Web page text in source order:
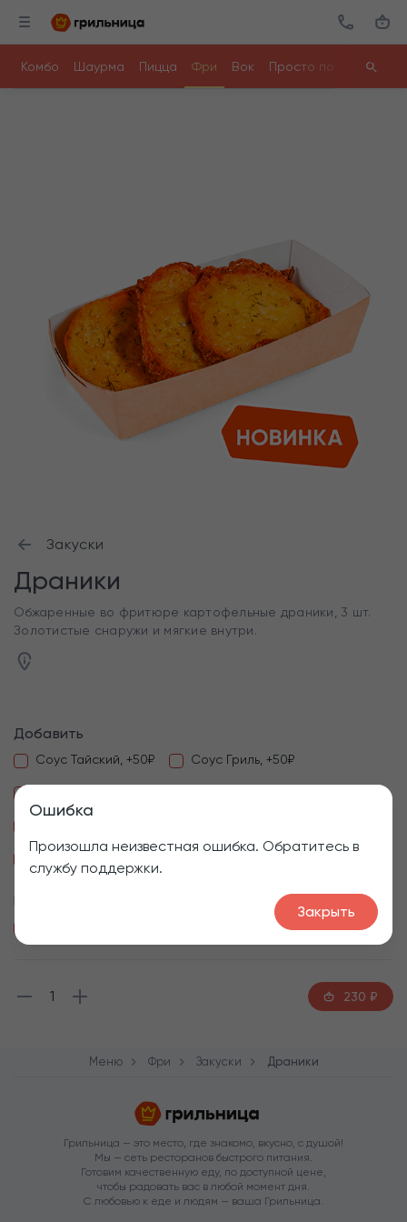
Комбо Шаурма Пицца Фри Вок Просто поесть
Ошибка
Произошла неизвестная ошибка. Обратитесь в
службу поддержки.
Закрыть
Закуски
Драники
Обжаренные во фритюре картофельные драники, 3 шт.
Золотистые снаружи и мягкие внутри.
Добавить
Соус Тайский, +50₽ Соус Гриль, +50₽
Соус Сливочный, +50₽
1 230 ₽
Меню Фри Закуски Драники
Грильница — это место, где знакомо, вкусно, с душой!
Мы — сеть ресторанов быстрого питания.
Готовим качественную еду, по доступной цене,
чтобы радовать вас в любой момент дня.
С любовью к еде и людям — ваша Грильница.